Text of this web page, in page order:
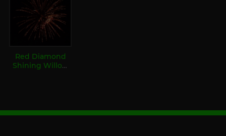
Red Diamond
Shining Willow